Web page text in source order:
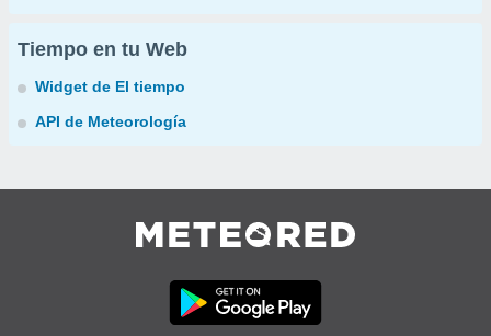
Tiempo en tu Web
Widget de El tiempo
API de Meteorología